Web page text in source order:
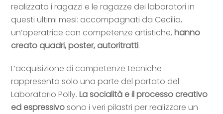
realizzato i ragazzi e le ragazze dei laboratori in
questi ultimi mesi: accompagnati da Cecilia,
un’operatrice con competenze artistiche,hanno
creato quadri, poster, autoritratti.
L’acquisizione di competenze tecniche
rappresenta solo una parte del portato del
Laboratorio Polly.La socialità e il processo creativo
ed espressivosono i veri pilastri per realizzare un